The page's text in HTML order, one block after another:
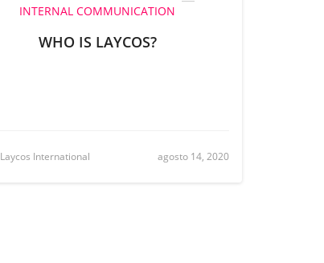
INTERNAL COMMUNICATION
WHO IS LAYCOS?
Laycos International agosto 14, 2020